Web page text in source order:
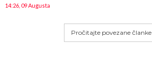
14:26, 09 Augusta
Pročitajte povezane članke